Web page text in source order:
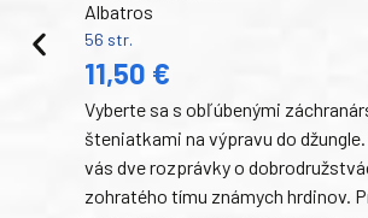
Albatros
56 str.
11,50 €
Vyberte sa s obľúbenými
šteniatkami na výpravu do
vás dve rozprávky o
zohratého tímu známych hrdinov.